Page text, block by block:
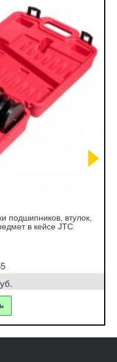
подшипников, втулок,
в кейсе JTC